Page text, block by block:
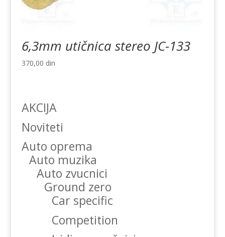
6,3mm utičnica stereo JC-133
370,00 din
AKCIJA
Noviteti
Auto oprema
Auto muzika
Auto zvucnici
Ground zero
Car specific
Competition